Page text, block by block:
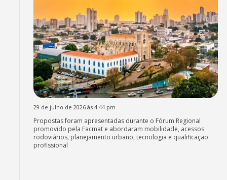
29 de julho de 2026 às 4:44 pm
Propostas foram apresentadas durante o Fórum Regional
promovido pela Facmat e abordaram mobilidade, acessos
rodoviários, planejamento urbano, tecnologia e qualificação
profissional